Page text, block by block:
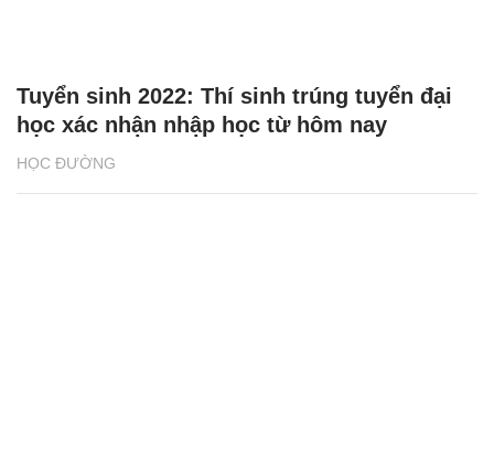
HỌC ĐƯỜNG
Tuyển sinh 2022: Thí sinh trúng tuyển đại
học xác nhận nhập học từ hôm nay